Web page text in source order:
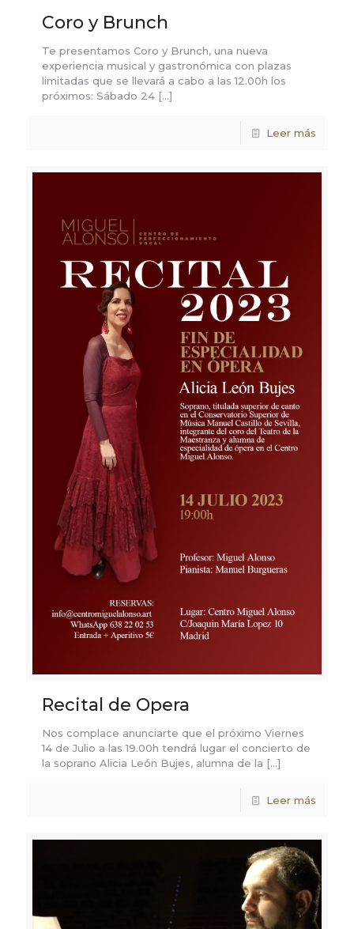
Coro y Brunch
Te presentamos Coro y Brunch, una nueva
experiencia musical y gastronómica con plazas
limitadas que se llevará a cabo a las 12.00h los
próximos: Sábado 24 […]
Leer más
Recital de Opera
Nos complace anunciarte que el próximo Viernes
14 de Julio a las 19.00h tendrá lugar el concierto de
la soprano Alicia León Bujes, alumna de la […]
Leer más